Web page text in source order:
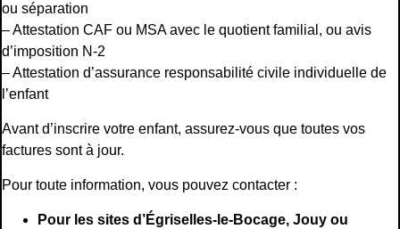
ou séparation
– Attestation CAF ou MSA avec le quotient familial, ou avis
d’imposition N-2
– Attestation d’assurance responsabilité civile individuelle de
l’enfant
Avant d’inscrire votre enfant, assurez-vous que toutes vos
factures sont à jour.
Pour toute information, vous pouvez contacter :
Pour les sites d’Égriselles-le-Bocage, Jouy ou